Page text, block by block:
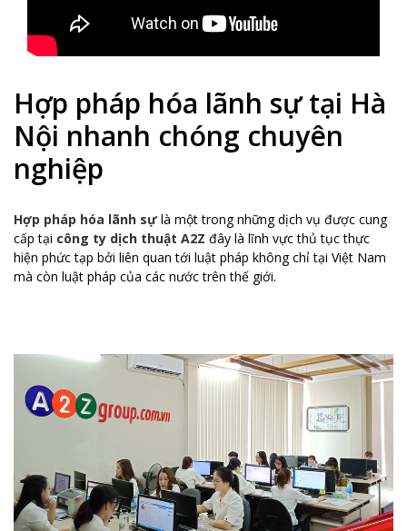
Hợp pháp hóa lãnh sự tại Hà
Nội nhanh chóng chuyên
nghiệp
Hợp pháp hóa lãnh sựlà một trong những dịch vụ được cung
cấp tại công ty dịch thuật A2Z đây là lĩnh vực thủ tục thực
hiện phức tạp bởi liên quan tới luật pháp không chỉ tại Việt Nam
mà còn luật pháp của các nước trên thế giới.